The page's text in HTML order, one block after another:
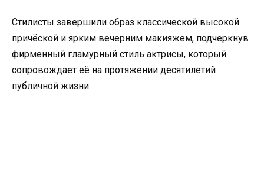
Стилисты завершили образ классической высокой
причёской и ярким вечерним макияжем, подчеркнув
фирменный гламурный стиль актрисы, который
сопровождает её на протяжении десятилетий
публичной жизни.